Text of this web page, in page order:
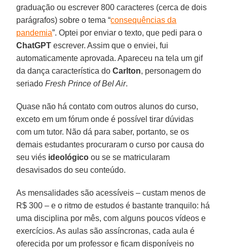
graduação ou escrever 800 caracteres (cerca de dois
parágrafos) sobre o tema “consequências da
pandemia”. Optei por enviar o texto, que pedi para o
ChatGPT escrever. Assim que o enviei, fui
automaticamente aprovada. Apareceu na tela um gif
da dança característica doCarlton, personagem do
seriadoFresh Prince of Bel Air.
Quase não há contato com outros alunos do curso,
exceto em um fórum onde é possível tirar dúvidas
com um tutor. Não dá para saber, portanto, se os
demais estudantes procuraram o curso por causa do
seu viés ideológico ou se se matricularam
desavisados do seu conteúdo.
As mensalidades são acessíveis – custam menos de
R$ 300 – e o ritmo de estudos é bastante tranquilo: há
uma disciplina por mês, com alguns poucos vídeos e
exercícios. As aulas são assíncronas, cada aula é
oferecida por um professor e ficam disponíveis no